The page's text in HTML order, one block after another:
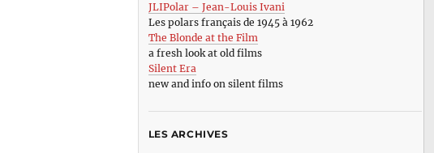
JLIPolar – Jean-Louis Ivani
Les polars français de 1945 à 1962
The Blonde at the Film
a fresh look at old films
Silent Era
new and info on silent films
LES ARCHIVES